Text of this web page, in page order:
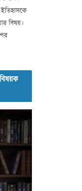
ইতিহাসকে
বিষয়।